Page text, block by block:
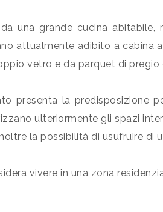
una grande cucina
attualmente adibito a cabina
vetro e da parquet di
presenta la predisposizione
ulteriormente gli spazi
la possibilità di usufruire
vivere in una zona